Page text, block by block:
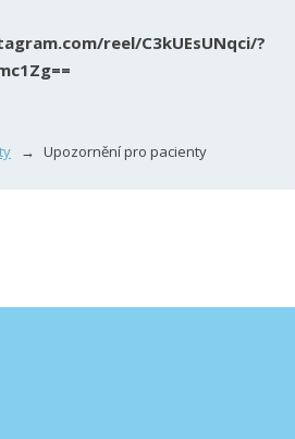
reel/C3kUEsUNqci/?
Upozornění pro pacienty